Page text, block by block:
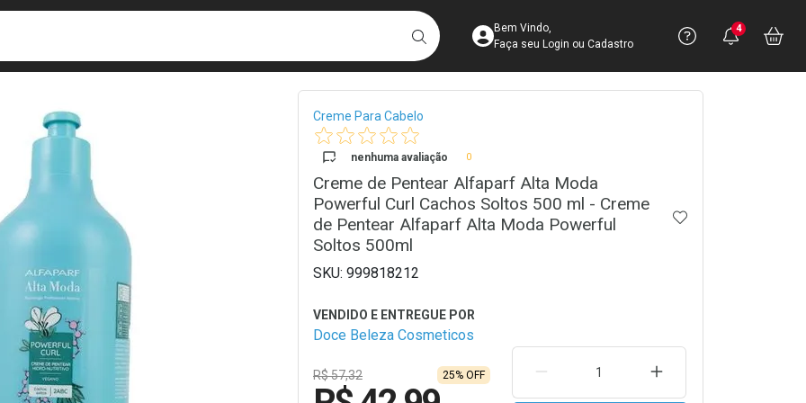
BUSCARAcesse sua Conta
Bem Vindo,
Faça seu Login ou Cadastro
Precisa
Ver Recursos
Você
4
Breadcrumb
Creme Para Cabelo
nenhuma avaliação 0
Creme de Pentear Alfaparf Alta Moda
Powerful Curl Cachos Soltos 500 ml - Creme
de Pentear Alfaparf Alta Moda Powerful
Soltos 500ml
ADICIONAR AOS
999818212
Doce Beleza Cosmeticos
R$ 57,32 25% OFF REMOVER UMA UNIDADEAUMENTAR UMA